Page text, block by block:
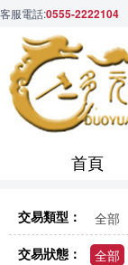
客服電話:0555-2222104
首頁
交易類型： 全部
交易狀態：
全部